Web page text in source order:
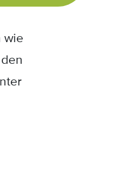
wie